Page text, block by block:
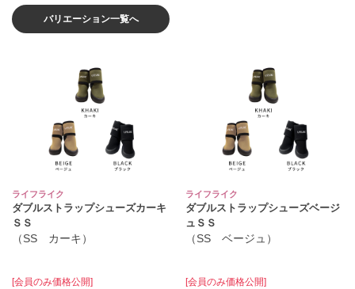
バリエーション一覧へ
ライフライク
ダブルストラップシューズカーキ
ＳＳ
（SS カーキ）
[会員のみ価格公開]
ライフライク
ダブルストラップシューズベージ
ュＳＳ
（SS ベージュ）
[会員のみ価格公開]